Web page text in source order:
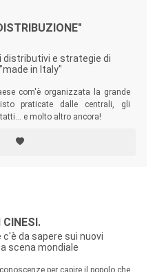
e strategie di
in Italy"
com'è organizzata la grande
praticate dalle centrali, gli
e molto altro ancora!
CINESI.
da sapere sui nuovi
scena mondiale
per capire il popolo che